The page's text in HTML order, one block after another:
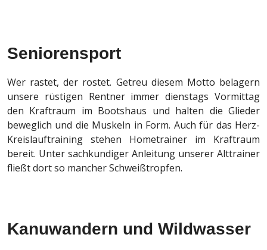
Seniorensport
Wer rastet, der rostet. Getreu diesem Motto belagern
unsere rüstigen Rentner immer dienstags Vormittag
den Kraftraum im Bootshaus und halten die Glieder
beweglich und die Muskeln in Form. Auch für das Herz-
Kreislauftraining stehen Hometrainer im Kraftraum
bereit. Unter sachkundiger Anleitung unserer Alttrainer
fließt dort so mancher Schweißtropfen.
Kanuwandern und Wildwasser